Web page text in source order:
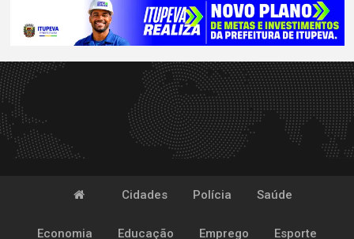
Cidades Polícia Saúde
Economia Educação Emprego Esporte